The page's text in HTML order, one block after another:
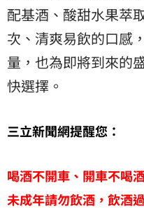
配基酒、酸甜水果萃
次、清爽易飲的口感
量，也為即將到來的
快選擇。
三立新聞網提醒您：
喝酒不開車、開車不喝
未成年請勿飲酒，飲酒